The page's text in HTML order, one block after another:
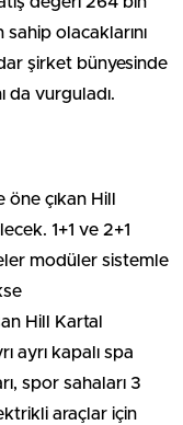
olacaklarını
şirket bünyesinde
da vurguladı.
çıkan Hill
1+1 ve 2+1
modüler sistemle
Hill Kartal
ayrı kapalı spa
spor sahaları 3
araçlar için